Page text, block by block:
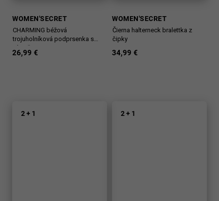
WOMEN'SECRET
CHARMING béžová
trojuholníková podprsenka s
výstužou
26,99 €
WOMEN'SECRET
Čierna halterneck bralettka z
čipky
34,99 €
2 + 1 2 + 1